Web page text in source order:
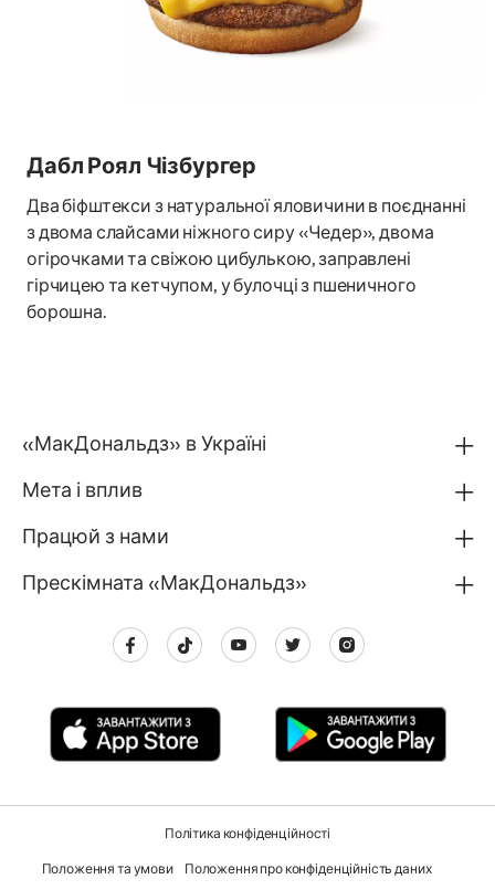
Дабл Роял Чізбургер
Два біфштекси з натуральної яловичини в поєднанні
з двома слайсами ніжного сиру «Чедер», двома
огірочками та свіжою цибулькою, заправлені
гірчицею та кетчупом, у булочці з пшеничного
борошна.
«МакДональдз» в Україні
Мета і вплив
Працюй з нами
Прескімната «МакДональдз»
Політика конфіденційності
Положення та умови Положення про конфіденційність даних